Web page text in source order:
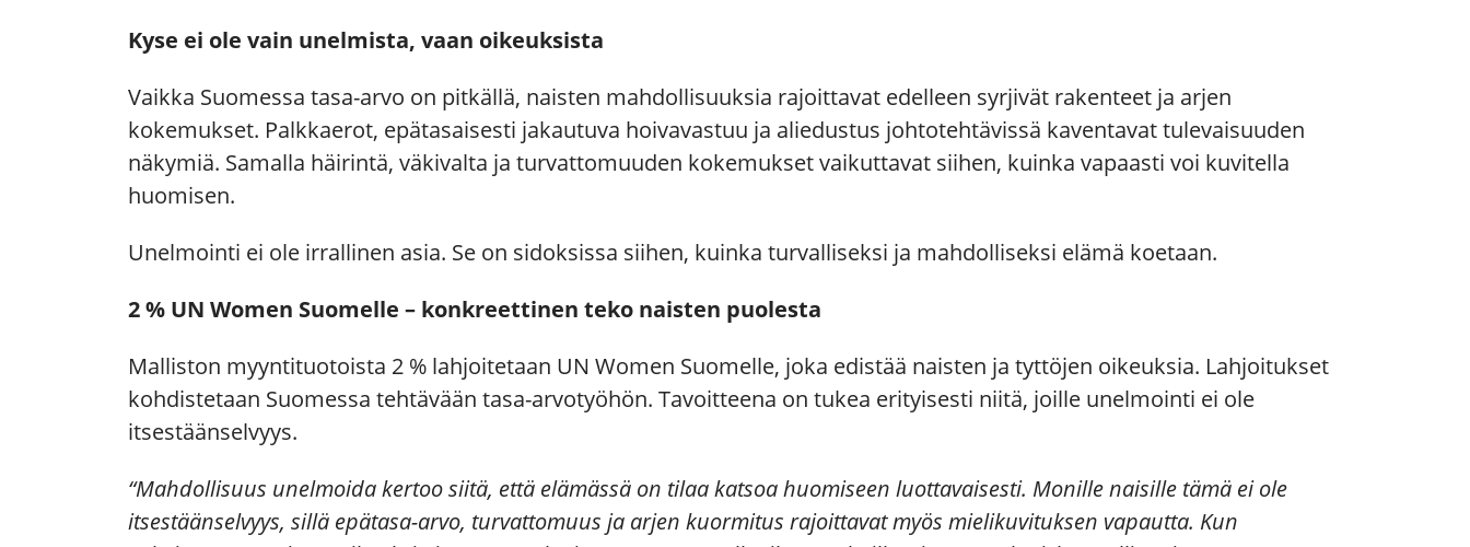
Kyse ei ole vain unelmista, vaan oikeuksista
Vaikka Suomessa tasa-arvo on pitkällä, naisten mahdollisuuksia rajoittavat edelleen syrjivät rakenteet ja arjen
kokemukset. Palkkaerot, epätasaisesti jakautuva hoivavastuu ja aliedustus johtotehtävissä kaventavat tulevaisuuden
näkymiä. Samalla häirintä, väkivalta ja turvattomuuden kokemukset vaikuttavat siihen, kuinka vapaasti voi kuvitella
huomisen.
Unelmointi ei ole irrallinen asia. Se on sidoksissa siihen, kuinka turvalliseksi ja mahdolliseksi elämä koetaan.
2 % UN Women Suomelle – konkreettinen teko naisten puolesta
Malliston myyntituotoista 2 % lahjoitetaan UN Women Suomelle, joka edistää naisten ja tyttöjen oikeuksia. Lahjoitukset
kohdistetaan Suomessa tehtävään tasa-arvotyöhön. Tavoitteena on tukea erityisesti niitä, joille unelmointi ei ole
itsestäänselvyys.
“Mahdollisuus unelmoida kertoo siitä, että elämässä on tilaa katsoa huomiseen luottavaisesti. Monille naisille tämä ei ole
itsestäänselvyys, sillä epätasa-arvo, turvattomuus ja arjen kuormitus rajoittavat myös mielikuvituksen vapautta. Kun